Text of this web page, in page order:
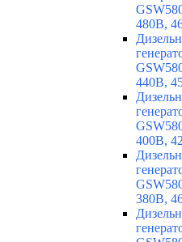
480В,
440В,
400В,
380В,